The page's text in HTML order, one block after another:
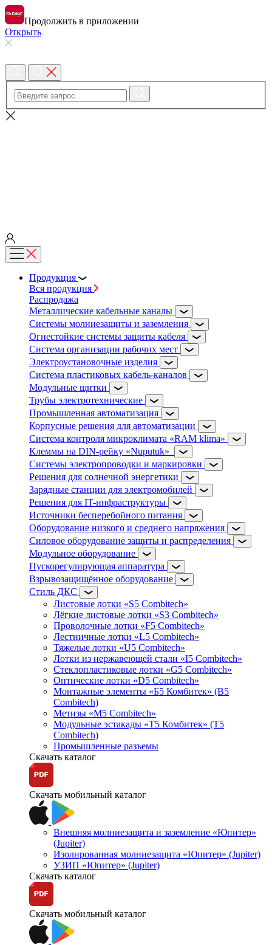
Продолжить в приложении
Открыть
Продукция
Вся продукция
Распродажа
Металлические кабельные каналы
Системы молниезащиты и заземления
Огнестойкие системы защиты кабеля
Система организации рабочих мест
Электроустановочные изделия
Система пластиковых кабель-каналов
Модульные щитки
Трубы электротехнические
Промышленная автоматизация
Корпусные решения для автоматизации
Система контроля микроклимата «RAM klima»
Клеммы на DIN-рейку «Nuputuk»
Системы электропроводки и маркировки
Решения для солнечной энергетики
Зарядные станции для электромобилей
Решения для IT-инфраструктуры
Источники бесперебойного питания
Оборудование низкого и среднего напряжения
Силовое оборудование защиты и распределения
Модульное оборудование
Пускорегулирующая аппаратура
Взрывозащищённое оборудование
Стиль ДКС
Листовые лотки «S5 Combitech»
Лёгкие листовые лотки «S3 Combitech»
Проволочные лотки «F5 Combitech»
Лестничные лотки «L5 Combitech»
Тяжелые лотки «U5 Combitech»
Лотки из нержавеющей стали «I5 Combitech»
Стеклопластиковые лотки «G5 Combitech»
Оптические лотки «D5 Combitech»
Монтажные элементы «Б5 Комбитек» (B5
Combitech)
Метизы «M5 Combitech»
Модульные эстакады «Т5 Комбитек» (T5
Combitech)
Промышленные разъемы
Скачать каталог
Скачать мобильный каталог
Внешняя молниезащита и заземление «Юпитер»
(Jupiter)
Изолированная молниезащита «Юпитер» (Jupiter)
УЗИП «Юпитер» (Jupiter)
Скачать каталог
Скачать мобильный каталог